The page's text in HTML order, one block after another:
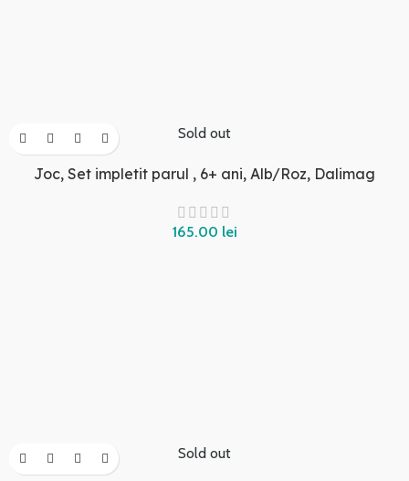
Sold out
Joc, Set impletit parul , 6+ ani, Alb/Roz, Dalimag
165.00 lei
Sold out